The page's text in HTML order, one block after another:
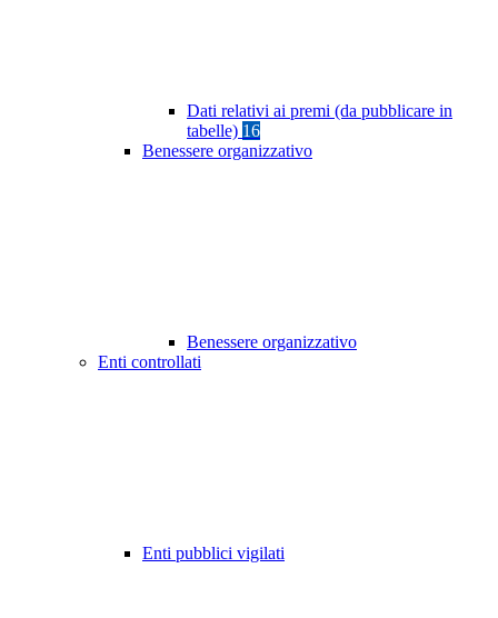
Dati relativi ai premi (da pubblicare in
tabelle) 16
Benessere organizzativo
Benessere organizzativo
Enti controllati
Enti pubblici vigilati